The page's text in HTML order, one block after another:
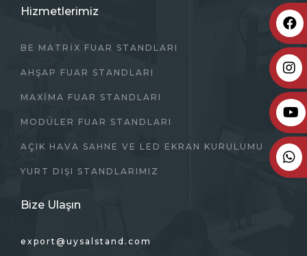
Hizmetlerimiz
BE MATRİX FUAR STANDLARI
AHŞAP FUAR STANDLARI
MAXIMA FUAR STANDLARI
MODÜLER FUAR STANDLARI
AÇIK HAVA SAHNE VE LED EKRAN KURULUMU
YURT DIŞI STANDLARIMIZ
Bize Ulaşın
export@uysalstand.com